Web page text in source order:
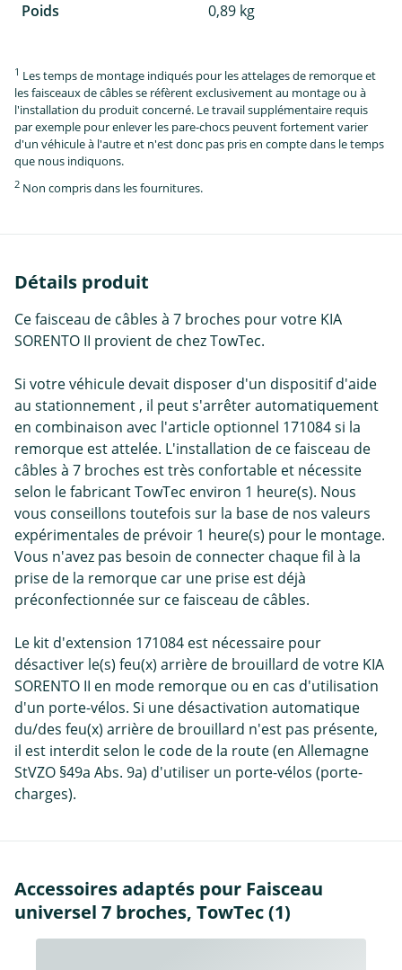
Poids
0,89 kg
1 Les temps de montage indiqués pour les attelages de remorque et
les faisceaux de câbles se réfèrent exclusivement au montage ou à
l'installation du produit concerné. Le travail supplémentaire requis
par exemple pour enlever les pare-chocs peuvent fortement varier
d'un véhicule à l'autre et n'est donc pas pris en compte dans le temps
que nous indiquons.
2 Non compris dans les fournitures.
Détails produit
Ce faisceau de câbles à 7 broches pour votre KIA
SORENTO II provient de chez TowTec.
Si votre véhicule devait disposer d'un dispositif d'aide
au stationnement , il peut s'arrêter automatiquement
en combinaison avec l'article optionnel 171084 si la
remorque est attelée. L'installation de ce faisceau de
câbles à 7 broches est très confortable et nécessite
selon le fabricant TowTec environ 1 heure(s). Nous
vous conseillons toutefois sur la base de nos valeurs
expérimentales de prévoir 1 heure(s) pour le montage.
Vous n'avez pas besoin de connecter chaque fil à la
prise de la remorque car une prise est déjà
préconfectionnée sur ce faisceau de câbles.
Le kit d'extension 171084 est nécessaire pour
désactiver le(s) feu(x) arrière de brouillard de votre KIA
SORENTO II en mode remorque ou en cas d'utilisation
d'un porte-vélos. Si une désactivation automatique
du/des feu(x) arrière de brouillard n'est pas présente,
il est interdit selon le code de la route (en Allemagne
StVZO §49a Abs. 9a) d'utiliser un porte-vélos (porte-
charges).
Accessoires adaptés pour Faisceau
universel 7 broches, TowTec (1)